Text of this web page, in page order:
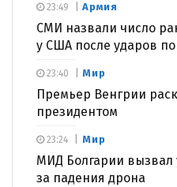
Армия
СМИ назвали число
у США после ударов
23:49
Мир
Премьер Венгрии
президентом
23:40
Мир
МИД Болгарии вызвал
за падения дрона
23:24